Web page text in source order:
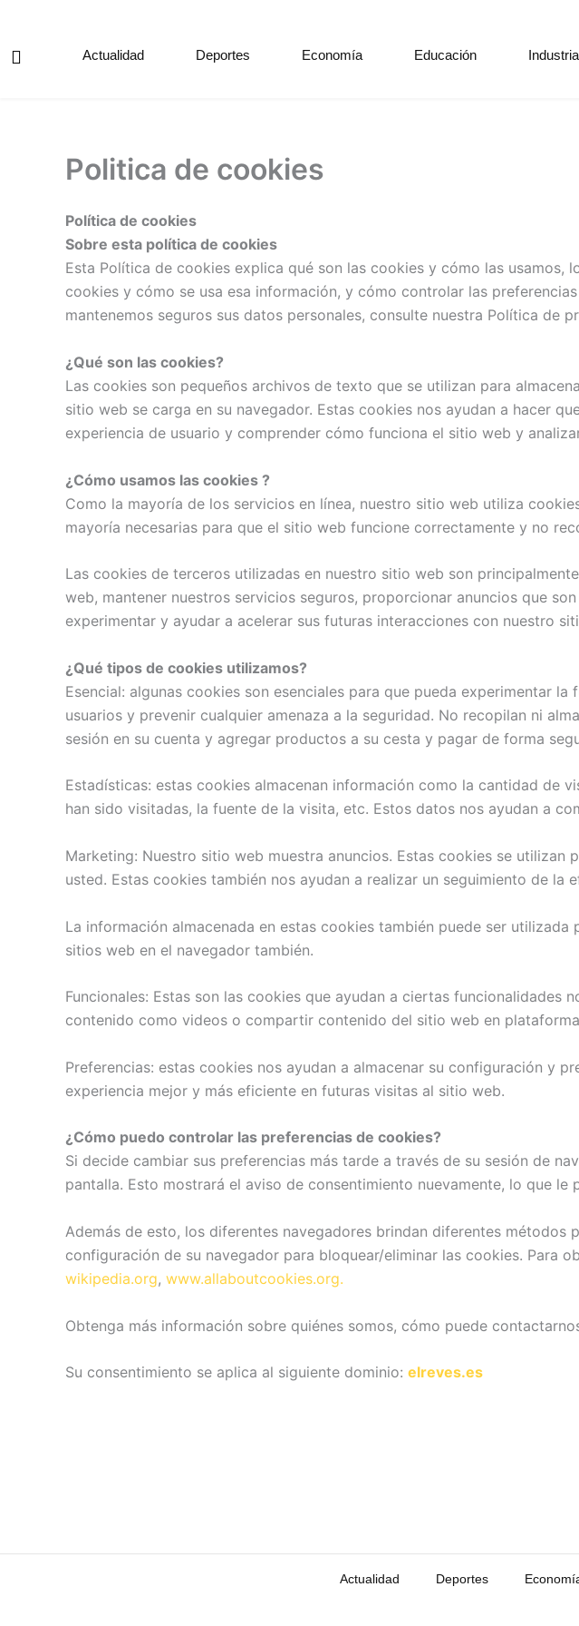
contenido
Actualidad Deportes Economía Educación Industria
Politica de cookies
Política de cookies
Sobre esta política de cookies
Esta Política de cookies explica qué son las cookies y cómo las
cookies y cómo se usa esa información, y cómo controlar las
mantenemos seguros sus datos personales, consulte nuestra Política de
¿Qué son las cookies?
Las cookies son pequeños archivos de texto que se utilizan para
sitio web se carga en su navegador. Estas cookies nos ayudan a hacer
experiencia de usuario y comprender cómo funciona el sitio web y
¿Cómo usamos las cookies ?
Como la mayoría de los servicios en línea, nuestro sitio web utiliza
mayoría necesarias para que el sitio web funcione correctamente y no
Las cookies de terceros utilizadas en nuestro sitio web son
web, mantener nuestros servicios seguros, proporcionar anuncios que
experimentar y ayudar a acelerar sus futuras interacciones con nuestro
¿Qué tipos de cookies utilizamos?
Esencial: algunas cookies son esenciales para que pueda experimentar
usuarios y prevenir cualquier amenaza a la seguridad. No recopilan ni
sesión en su cuenta y agregar productos a su cesta y pagar de forma
Estadísticas: estas cookies almacenan información como la cantidad de
han sido visitadas, la fuente de la visita, etc. Estos datos nos ayudan a
Marketing: Nuestro sitio web muestra anuncios. Estas cookies se
usted. Estas cookies también nos ayudan a realizar un seguimiento de la
La información almacenada en estas cookies también puede ser
sitios web en el navegador también.
Funcionales: Estas son las cookies que ayudan a ciertas
contenido como videos o compartir contenido del sitio web en
Preferencias: estas cookies nos ayudan a almacenar su configuración y
experiencia mejor y más eficiente en futuras visitas al sitio web.
¿Cómo puedo controlar las preferencias de cookies?
Si decide cambiar sus preferencias más tarde a través de su sesión de
pantalla. Esto mostrará el aviso de consentimiento nuevamente, lo que
Además de esto, los diferentes navegadores brindan diferentes
configuración de su navegador para bloquear/eliminar las cookies. Para
wikipedia.org, www.allaboutcookies.org.
Obtenga más información sobre quiénes somos, cómo puede
Su consentimiento se aplica al siguiente dominio: elreves.es
Actualidad Deportes